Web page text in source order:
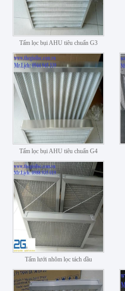
Tấm lọc bụi AHU tiêu chuẩn G3
Tấm lọc bụi AHU tiêu chuẩn G4
Tấm lưới nhôm lọc tách dầu